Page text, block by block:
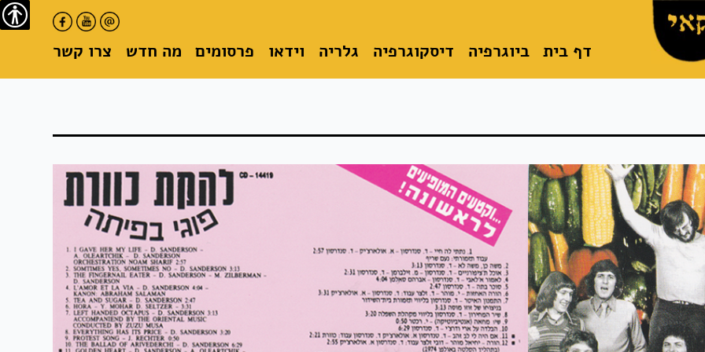
דף בית ביוגרפיה דיסקוגרפיה גלריה וידאו פרסומים מה חדש צרו קשר